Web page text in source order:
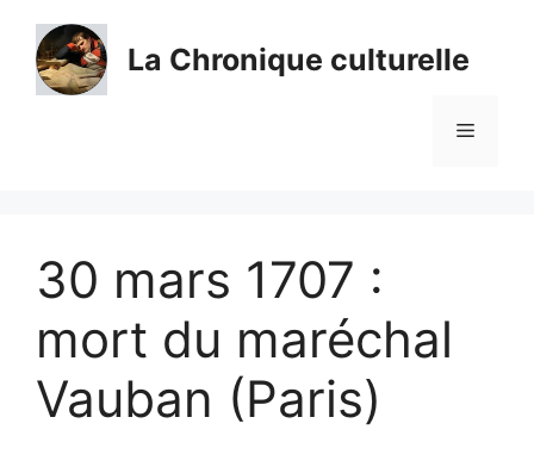
contenu
La Chronique culturelle
Menu
30 mars 1707 :
mort du maréchal
Vauban (Paris)